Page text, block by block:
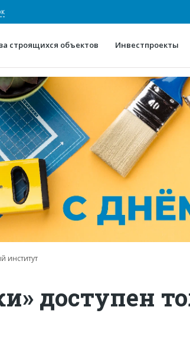
строящихся объектов Инвестпроекты
О
институт
доступен